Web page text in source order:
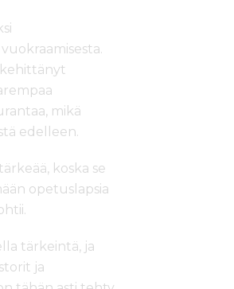
mikä
edelleen.
koska se
opetuslapsia
tärkeintä, ja
ja